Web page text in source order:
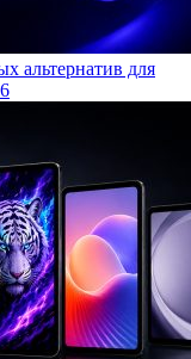
альтернатив для